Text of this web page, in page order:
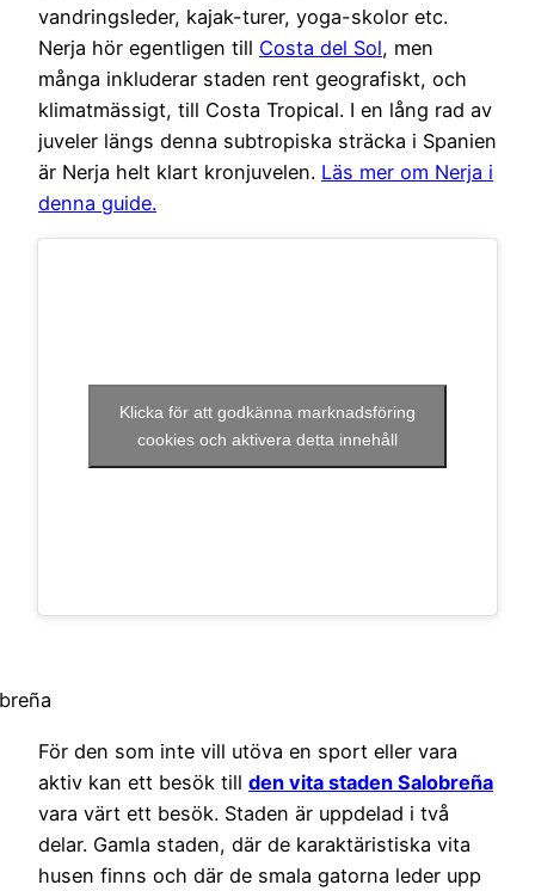
vandringsleder, kajak-turer, yoga-skolor etc.
Nerja hör egentligen till Costa del Sol, men
många inkluderar staden rent geografiskt, och
klimatmässigt, till Costa Tropical. I en lång rad av
juveler längs denna subtropiska sträcka i Spanien
är Nerja helt klart kronjuvelen. Läs mer om Nerja i
denna guide.
Klicka för att godkänna marknadsföring
cookies och aktivera detta innehåll
För den som inte vill utöva en sport eller vara
aktiv kan ett besök till den vita staden Salobreña
vara värt ett besök. Staden är uppdelad i två
delar. Gamla staden, där de karaktäristiska vita
husen finns och där de smala gatorna leder upp